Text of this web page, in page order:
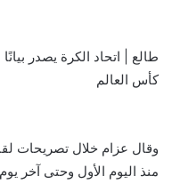
كأس العالم
وقال عزام خلال تصريحات
منذ اليوم الأول وحتى آخر